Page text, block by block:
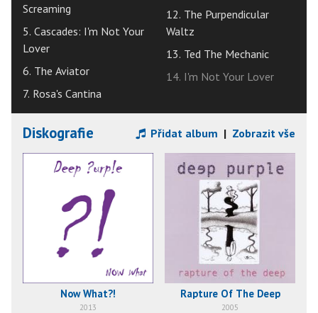
Screaming
5. Cascades: I'm Not Your
Lover
6. The Aviator
7. Rosa's Cantina
12. The Purpendicular
Waltz
13. Ted The Mechanic
14. I'm Not Your Lover
Diskografie Přidat album | Zobrazit vše
Now What?!
2013
Rapture Of The Deep
2005